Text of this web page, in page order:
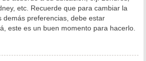
etc. Recuerde que para cambiar la
demás preferencias, debe estar
este es un buen momento para hacerlo.